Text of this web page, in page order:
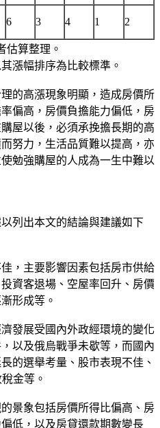
6 3 4 1 2
估算整理。
漲幅排序為比較標準。
的高漲現象明顯，造成房價所
偏高，房價負擔能力偏低，房
屋以後，必須承挽擔長期的高
努力，生活品質難以提高，亦
勉強購屋的人成為一生中難以
列出本文的結論與建議如下
，主要影響因素包括房市供給
資客退場、空屋率回升、房價
形成等。
發展受國內外政經環境的變化
以及俄烏戰爭未歇等，而國內
的選舉考量、股市表現不佳、
金等。
景象包括房價所得比偏高、房
低，以及房貸還款期數變長